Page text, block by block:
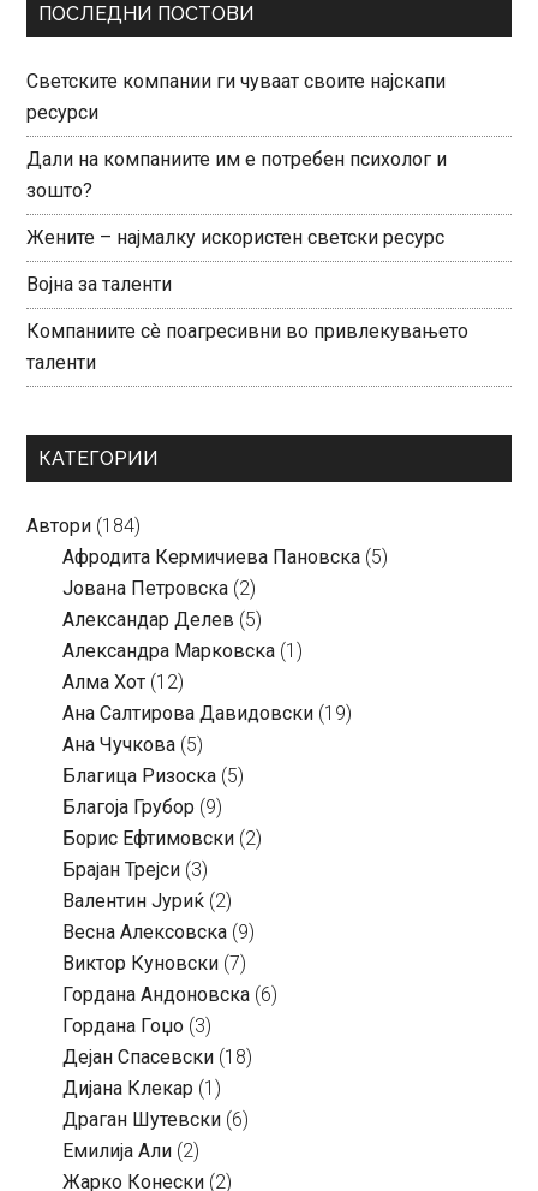
ПОСЛЕДНИ ПОСТОВИ
Светските компании ги чуваат своите најскапи
ресурси
Дали на компаниите им е потребен психолог и
зошто?
Жените – најмалку искористен светски ресурс
Војна за таленти
Компаниите сè поагресивни во привлекувањето
таленти
КАТЕГОРИИ
Автори (184)
Aфродита Кермичиева Пановска (5)
Јована Петровска (2)
Александар Делев (5)
Александра Марковска (1)
Алма Хот (12)
Ана Салтирова Давидовски (19)
Ана Чучкова (5)
Благица Ризоска (5)
Благоја Грубор (9)
Борис Ефтимовски (2)
Брајан Трејси (3)
Валентин Јуриќ (2)
Весна Алексовска (9)
Виктор Куновски (7)
Гордана Андоновска (6)
Гордана Гоџо (3)
Дејан Спасевски (18)
Дијана Клекар (1)
Драган Шутевски (6)
Емилија Али (2)
Жарко Конески (2)